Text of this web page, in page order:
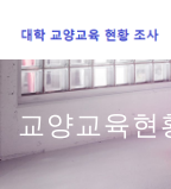
교양교육현